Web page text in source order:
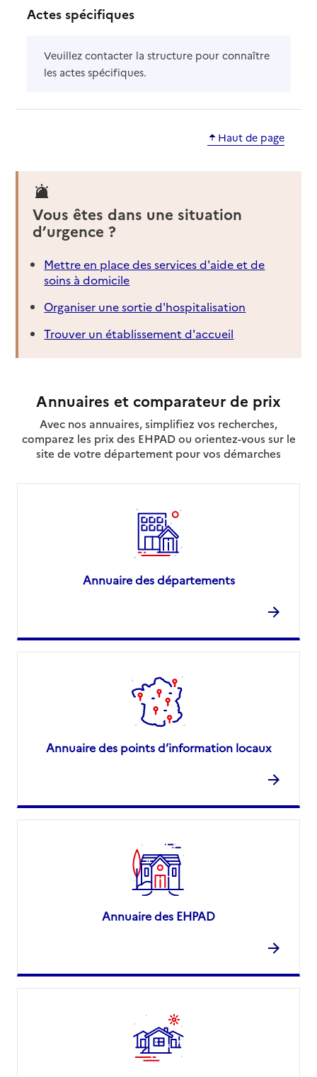
Actes spécifiques
Veuillez contacter la structure pour connaître
les actes spécifiques.
Haut de page
Vous êtes dans une situation
d’urgence ?
Mettre en place des services d'aide et de
soins à domicile
Organiser une sortie d'hospitalisation
Trouver un établissement d'accueil
Annuaires et comparateur de prix
Avec nos annuaires, simplifiez vos recherches,
comparez les prix des EHPAD ou orientez-vous sur le
site de votre département pour vos démarches
Annuaire des départements
Annuaire des points d’information locaux
Annuaire des EHPAD